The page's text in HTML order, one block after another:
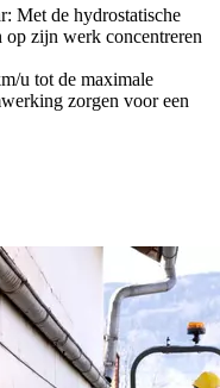
Met de hydrostatische
op zijn werk concentreren
u tot de maximale
zorgen voor een